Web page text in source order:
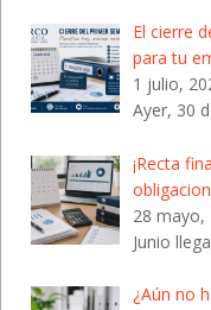
El cierre
para tu
1 julio,
Ayer, 30
¡Recta
28 mayo,
Junio
¿Aún no